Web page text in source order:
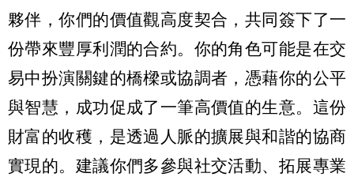
夥伴，你們的價值觀高度契合，共同簽下了一
份帶來豐厚利潤的合約。你的角色可能是在交
易中扮演關鍵的橋樑或協調者，憑藉你的公平
與智慧，成功促成了一筆高價值的生意。這份
財富的收穫，是透過人脈的擴展與和諧的協商
實現的。建議你們多參與社交活動、拓展專業